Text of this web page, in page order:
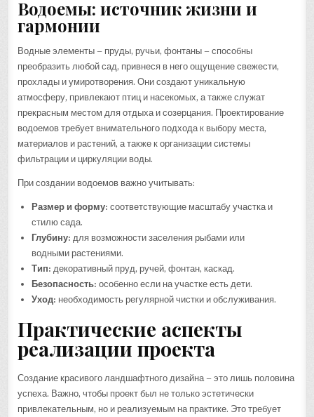
Водоемы: источник жизни и
гармонии
Водные элементы – пруды, ручьи, фонтаны – способны
преобразить любой сад, привнеся в него ощущение свежести,
прохлады и умиротворения. Они создают уникальную
атмосферу, привлекают птиц и насекомых, а также служат
прекрасным местом для отдыха и созерцания. Проектирование
водоемов требует внимательного подхода к выбору места,
материалов и растений, а также к организации системы
фильтрации и циркуляции воды.
При создании водоемов важно учитывать:
Размер и форму: соответствующие масштабу участка и
стилю сада.
Глубину: для возможности заселения рыбами или
водными растениями.
Тип: декоративный пруд, ручей, фонтан, каскад.
Безопасность: особенно если на участке есть дети.
Уход: необходимость регулярной чистки и обслуживания.
Практические аспекты
реализации проекта
Создание красивого ландшафтного дизайна – это лишь половина
успеха. Важно, чтобы проект был не только эстетически
привлекательным, но и реализуемым на практике. Это требует